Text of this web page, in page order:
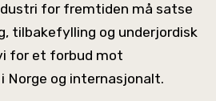
for fremtiden må satse
tilbakefylling og underjordisk
for et forbud mot
Norge og internasjonalt.